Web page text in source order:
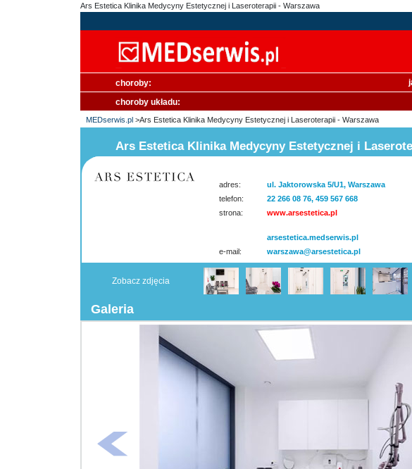
Ars Estetica Klinika Medycyny Estetycznej i Laseroterapii - Warszawa
choroby:
choroby układu:
MEDserwis.pl >Ars Estetica Klinika Medycyny Estetycznej i Laseroterapii - Warszawa
Ars Estetica Klinika Medycyny Estetycznej i
adres:
ul. Jaktorowska 5/U1, Warszawa
telefon:
22 266 08 76, 459 567 668
strona:
www.arsestetica.pl
arsestetica.medserwis.pl
e-mail:
warszawa@arsestetica.pl
Zobacz zdjęcia
Galeria